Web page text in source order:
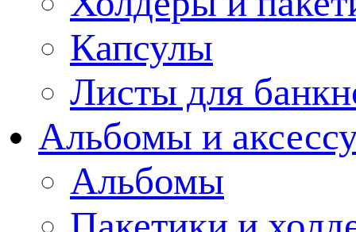
Капсулы
Листы для
Альбомы и
Альбомы